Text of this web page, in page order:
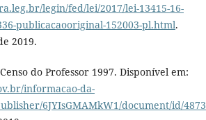
legin/fed/lei/2017/lei-13415-16-
publicacaooriginal-152003-pl.html.
2019.
do Professor 1997. Disponível em:
informacao-da-
6JYIsGMAMkW1/document/id/